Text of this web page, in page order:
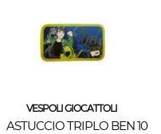
VESPOLI GIOCATTOLI
ASTUCCIO TRIPLO BEN 10